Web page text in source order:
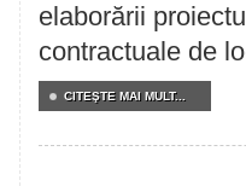
elaborării
contractuale de
CITEŞTE MAI MULT...